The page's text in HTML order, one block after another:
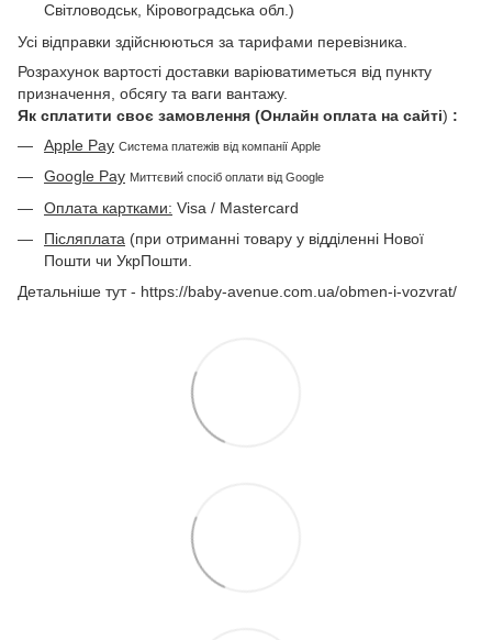
Світловодськ, Кіровоградська обл.)
Усі відправки здійснюються за тарифами перевізника.
Розрахунок вартості доставки варіюватиметься від пункту
призначення, обсягу та ваги вантажу.
Як сплатити своє замовлення (Онлайн оплата на сайті) :
Apple Pay Система платежів від компанії Apple
Google Pay Миттєвий спосіб оплати від Google
Оплата картками: Visa / Mastercard
Післяплата (при отриманні товару у відділенні Нової
Пошти чи УкрПошти.
Детальніше тут - https://baby-avenue.com.ua/obmen-i-vozvrat/